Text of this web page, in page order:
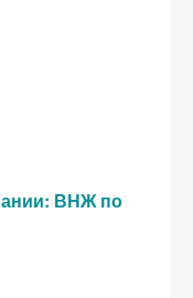
ВНЖ по